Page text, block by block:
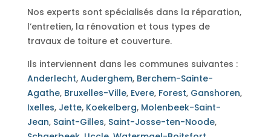
Nos experts sont spécialisés dans la réparation,
l’entretien, la rénovation et tous types de
travaux de toiture et couverture.
Ils interviennent dans les communes suivantes :
Anderlecht, Auderghem, Berchem-Sainte-
Agathe, Bruxelles-Ville, Evere, Forest, Ganshoren,
Ixelles, Jette, Koekelberg, Molenbeek-Saint-
Jean, Saint-Gilles, Saint-Josse-ten-Noode,